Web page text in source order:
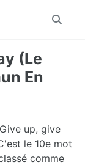
Toggle
(Le
En
up, give
le 10e mot
comme